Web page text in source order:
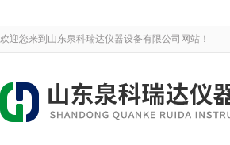
欢迎您来到山东泉科瑞达仪器设备有限公司网站！